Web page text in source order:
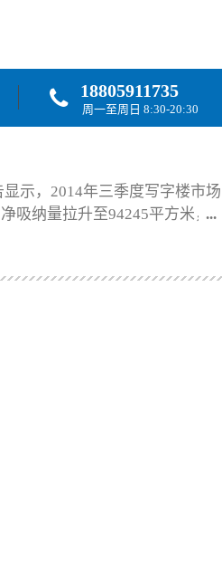
18805911735
周一至周日 8:30-20:30
示，2014年三季度写字楼市场
吸纳量拉升至94245平方米，环
元（63.03美元），同比上涨幅